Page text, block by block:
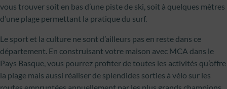
vous trouver soit en bas d’une piste de ski, soit à quelques mètres
d’une plage permettant la pratique du surf.
Le sport et la culture ne sont d’ailleurs pas en reste dans ce
département. En construisant votre maison avec MCA dans le
Pays Basque, vous pourrez profiter de toutes les activités qu’offre
la plage mais aussi réaliser de splendides sorties à vélo sur les